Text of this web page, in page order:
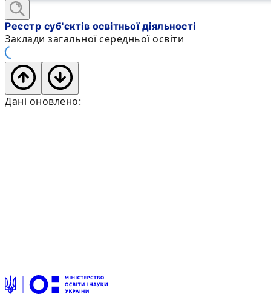
Реєстр суб'єктів освітньої діяльності
Заклади загальної середньої освіти
Дані оновлено: